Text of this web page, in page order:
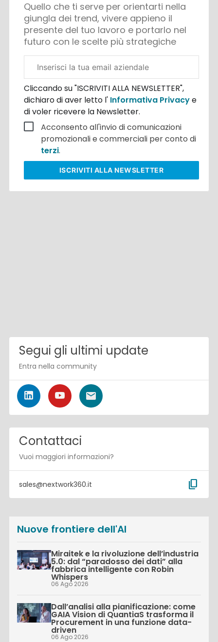
Quello che ti serve per orientarti nella
giungla dei trend, vivere appieno il
presente del tuo lavoro e portarlo nel
futuro con le scelte più strategiche
aziendale
Cliccando su "ISCRIVITI ALLA NEWSLETTER",
dichiaro di aver letto l' Informativa Privacye
di voler ricevere la Newsletter.
Acconsento all'invio di comunicazioni
promozionali e commerciali per conto di
terzi.
ISCRIVITI ALLA NEWSLETTER
Segui gli ultimi update
Entra nella community
Contattaci
Vuoi maggiori informazioni?
sales@nextwork360.it content_copy
Nuove frontiere dell'AI
Miraitek e la rivoluzione dell’industria
5.0: dal “paradosso dei dati” alla
fabbrica intelligente con Robin
Whispers
06 Ago 2026
Dall’analisi alla pianificazione: come
GAIA Vision di QuantiaS trasforma il
Procurement in una funzione data-
driven
06 Ago 2026